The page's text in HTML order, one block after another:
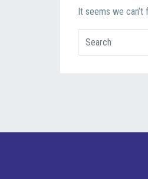
ασφάλειας
It seems we can’t